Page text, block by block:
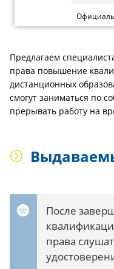
Предлагаем
права повышение
дистанционных
смогут заниматься по
прерывать работу на
После
права